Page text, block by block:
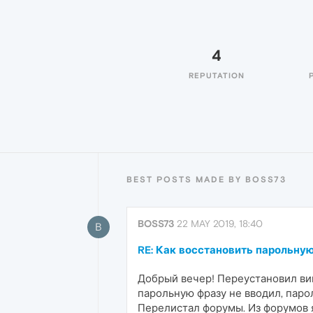
4
REPUTATION
BEST POSTS MADE BY BOSS73
B BOSS73 22 MAY 2019, 18:40
RE: Как восстановить
Добрый вечер! Переустановил
парольную фразу не вводил,
Перелистал форумы. Из форумов